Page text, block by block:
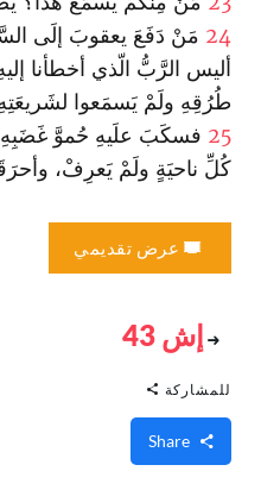
24 مَنْ دَفَعَ يعقوبَ إلَى
أليس الرَّبُّ الّذي أخطأنا
طُرُقِهِ ولَمْ يَسمَعوا
25 فسكَبَ علَيهِ حُموَّ غَضَبِهِ
كُلِّ ناحيَةٍ ولَمْ يَعرِفْ،
عرض تقديمي
إش 43
للمشاركة